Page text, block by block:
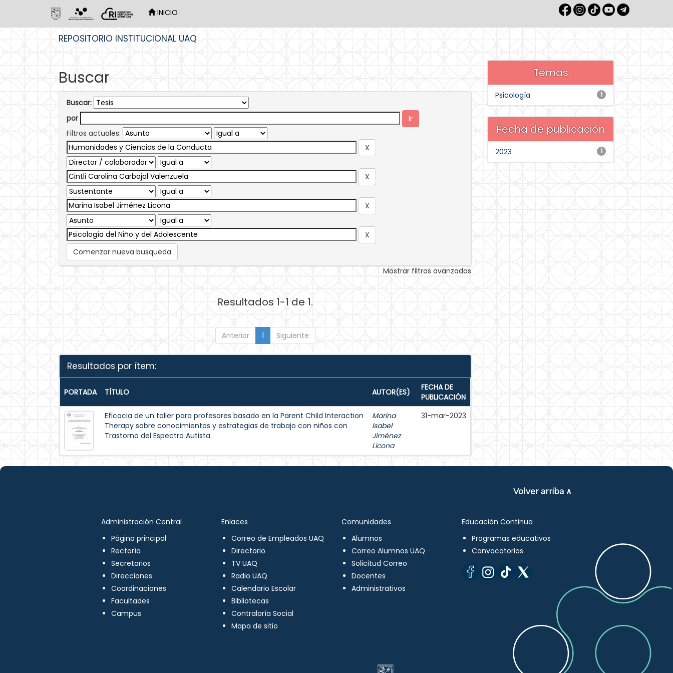
INICIO
REPOSITORIO INSTITUCIONAL UAQ
Buscar
Buscar:
por
Filtros actuales:
Comenzar nueva busqueda
Mostrar filtros avanzados
Resultados 1-1 de 1.
Anterior 1 Siguiente
Resultados por ítem:
PORTADA TÍTULO AUTOR(ES)
FECHA DE
PUBLICACIÓN
Eficacia de un taller para profesores basado en la Parent Child Interaction
Therapy sobre conocimientos y estrategias de trabajo con niños con
Trastorno del Espectro Autista.
Marina
Isabel
Jiménez
Licona
31-mar-2023
Temas
1
Psicología
Fecha de publicación
1
2023
Volver arriba ∧
Administración Central
Página principal
Rectoría
Secretarios
Direcciones
Coordinaciones
Facultades
Campus
Enlaces
Correo de Empleados UAQ
Directorio
TV UAQ
Radio UAQ
Calendario Escolar
Bibliotecas
Contraloría Social
Mapa de sitio
Comunidades
Alumnos
Correo Alumnos UAQ
Solicitud Correo
Docentes
Administrativos
Educación Continua
Programas educativos
Convocatorias